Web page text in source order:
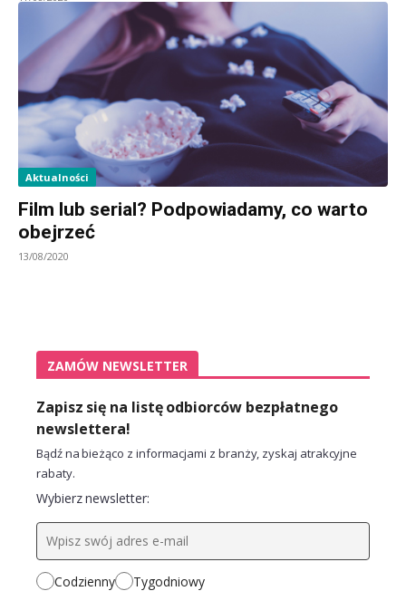
Aktualności
Film lub serial? Podpowiadamy, co warto
obejrzeć
13/08/2020
ZAMÓW NEWSLETTER
Zapisz się na listę odbiorców bezpłatnego
newslettera!
Bądź na bieżąco z informacjami z branży, zyskaj atrakcyjne
rabaty.
Wybierz newsletter:
Codzienny Tygodniowy